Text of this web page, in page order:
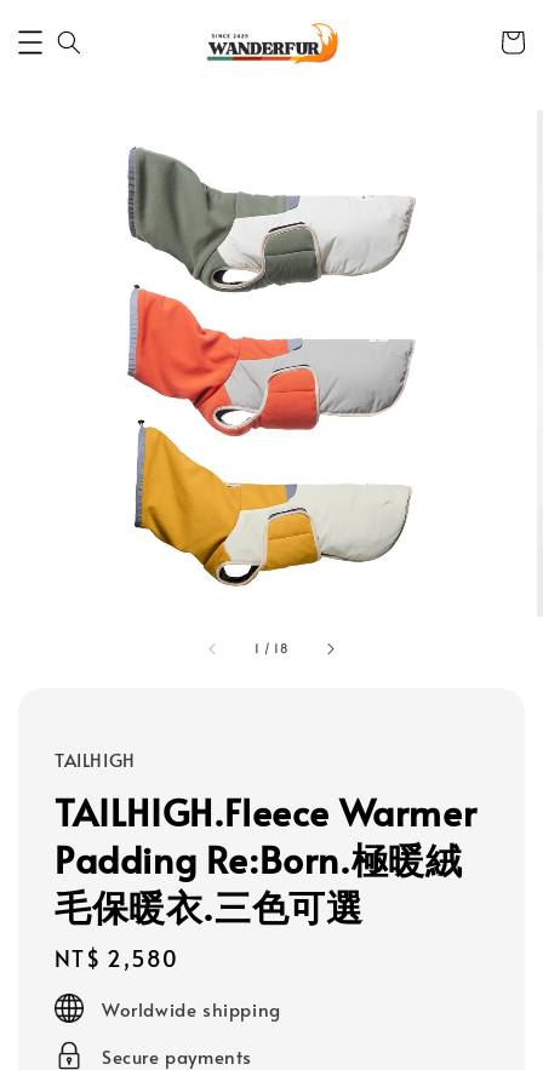
1 / 18
TAILHIGH
TAILHIGH.Fleece Warmer
Padding Re:Born.極暖絨
毛保暖衣.三色可選
Regular
price
NT$ 2,580
Worldwide shipping
Secure payments